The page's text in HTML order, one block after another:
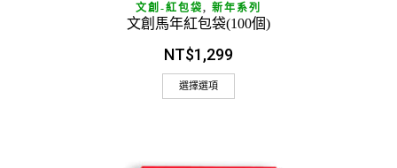
文創-紅包袋, 新年系列
文創馬年紅包袋(100個)
NT$1,299
選擇選項